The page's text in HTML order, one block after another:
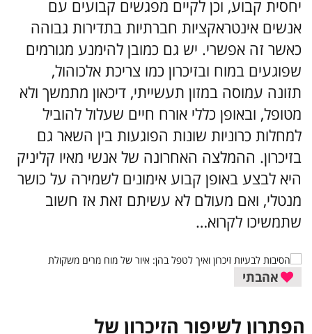
יחסית קבוע, וכן לקיים מפגשים קבועים עם
אנשים אינטראקציות חברתיות בתדירות גבוהה
כאשר זה אפשרי. יש גם כמובן להימנע מגורמים
שפוגעים במוח ובזיכרון כמו צריכת אלכוהול,
תזונה עמוסה במזון תעשייתי, דיכאון מתמשך ולא
מטופל, ובאופן כללי אורח חיים שעלול להוביל
למחלות כרוניות שונות הפוגעות בין השאר גם
בזיכרון. ההמלצה האחרונה של אנשי מאיו קליניק
היא לבצע באופן קבוע אימונים לשמירה על כושר
מנטלי, ואם מעולם לא עשיתם זאת אז חשוב
שתמשיכו לקרוא…
אהבתי
הפתרון לשיפור הזיכרון של